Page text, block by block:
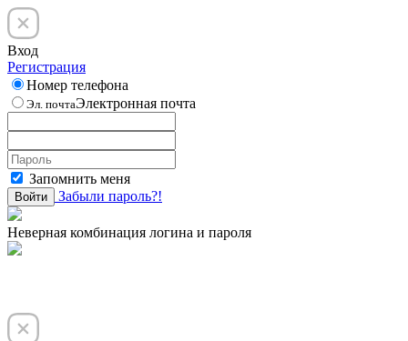
Вход
Регистрация
Номер телефона
Эл. почтаЭлектронная почта
Запомнить меня
Войти Забыли пароль?!
Неверная комбинация логина и пароля